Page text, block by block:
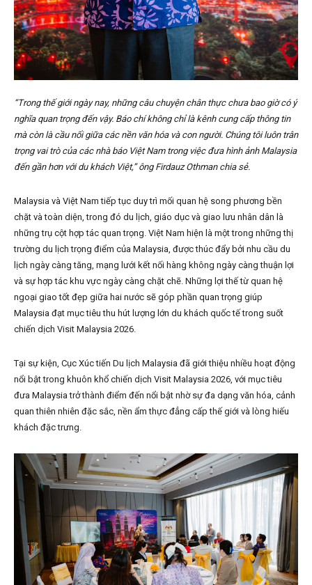
“Trong thế giới ngày nay, những câu chuyện chân thực chưa bao giờ có ý
nghĩa quan trọng đến vậy. Báo chí không chỉ là kênh cung cấp thông tin
mà còn là cầu nối giữa các nền văn hóa và con người. Chúng tôi luôn trân
trọng vai trò của các nhà báo Việt Nam trong việc đưa hình ảnh Malaysia
đến gần hơn với du khách Việt,” ông Firdauz Othman chia sẻ.
Malaysia và Việt Nam tiếp tục duy trì mối quan hệ song phương bền
chặt và toàn diện, trong đó du lịch, giáo dục và giao lưu nhân dân là
những trụ cột hợp tác quan trọng. Việt Nam hiện là một trong những thị
trường du lịch trọng điểm của Malaysia, được thúc đẩy bởi nhu cầu du
lịch ngày càng tăng, mạng lưới kết nối hàng không ngày càng thuận lợi
và sự hợp tác khu vực ngày càng chặt chẽ. Những lợi thế từ quan hệ
ngoại giao tốt đẹp giữa hai nước sẽ góp phần quan trọng giúp
Malaysia đạt mục tiêu thu hút lượng lớn du khách quốc tế trong suốt
chiến dịch Visit Malaysia 2026.
Tại sự kiện, Cục Xúc tiến Du lịch Malaysia đã giới thiệu nhiều hoạt động
nổi bật trong khuôn khổ chiến dịch Visit Malaysia 2026, với mục tiêu
đưa Malaysia trở thành điểm đến nổi bật nhờ sự đa dạng văn hóa, cảnh
quan thiên nhiên đặc sắc, nền ẩm thực đẳng cấp thế giới và lòng hiếu
khách đặc trưng.